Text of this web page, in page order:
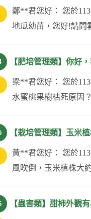
鄭**君您好： 您於
地瓜幼苗，您好!請問
【肥培管理類】你好
梁**君您好： 您於
水蜜桃果樹枯死原因
【栽培管理類】玉米
黃**君您好： 您於
風吹倒，玉米植株大
【蟲害類】甜柿外觀